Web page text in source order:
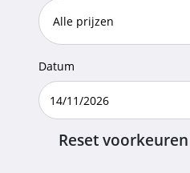
Datum
Reset voorkeuren